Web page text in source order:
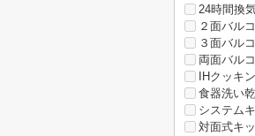
24時間換
２面バル
３面バル
両面バル
IHクッキ
食器洗い
システム
対面式キ